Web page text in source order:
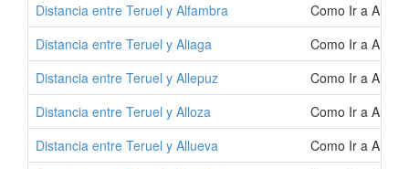
Distancia entre Teruel y Alfambra
Como Ir a
Distancia entre Teruel y Aliaga
Como Ir a
Distancia entre Teruel y Allepuz
Como Ir a
Distancia entre Teruel y Alloza
Como Ir a
Distancia entre Teruel y Allueva
Como Ir a